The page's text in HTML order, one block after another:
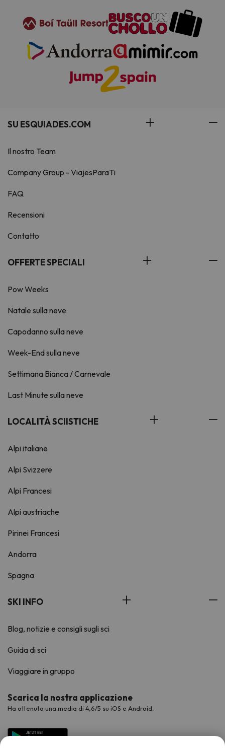
SU ESQUIADES.COM
Il nostro Team
Company Group - ViajesParaTi
FAQ
Recensioni
Contatto
OFFERTE SPECIALI
Pow Weeks
Natale sulla neve
Capodanno sulla neve
Week-End sulla neve
Settimana Bianca / Carnevale
Last Minute sulla neve
LOCALITÀ SCIISTICHE
Alpi italiane
Alpi Svizzere
Alpi Francesi
Alpi austriache
Pirinei Francesi
Andorra
Spagna
SKI INFO
Blog, notizie e consigli sugli sci
Guida di sci
Viaggiare in gruppo
Scarica la nostra applicazione
Ha ottenuto una media di 4,6/5 su iOS e Android.